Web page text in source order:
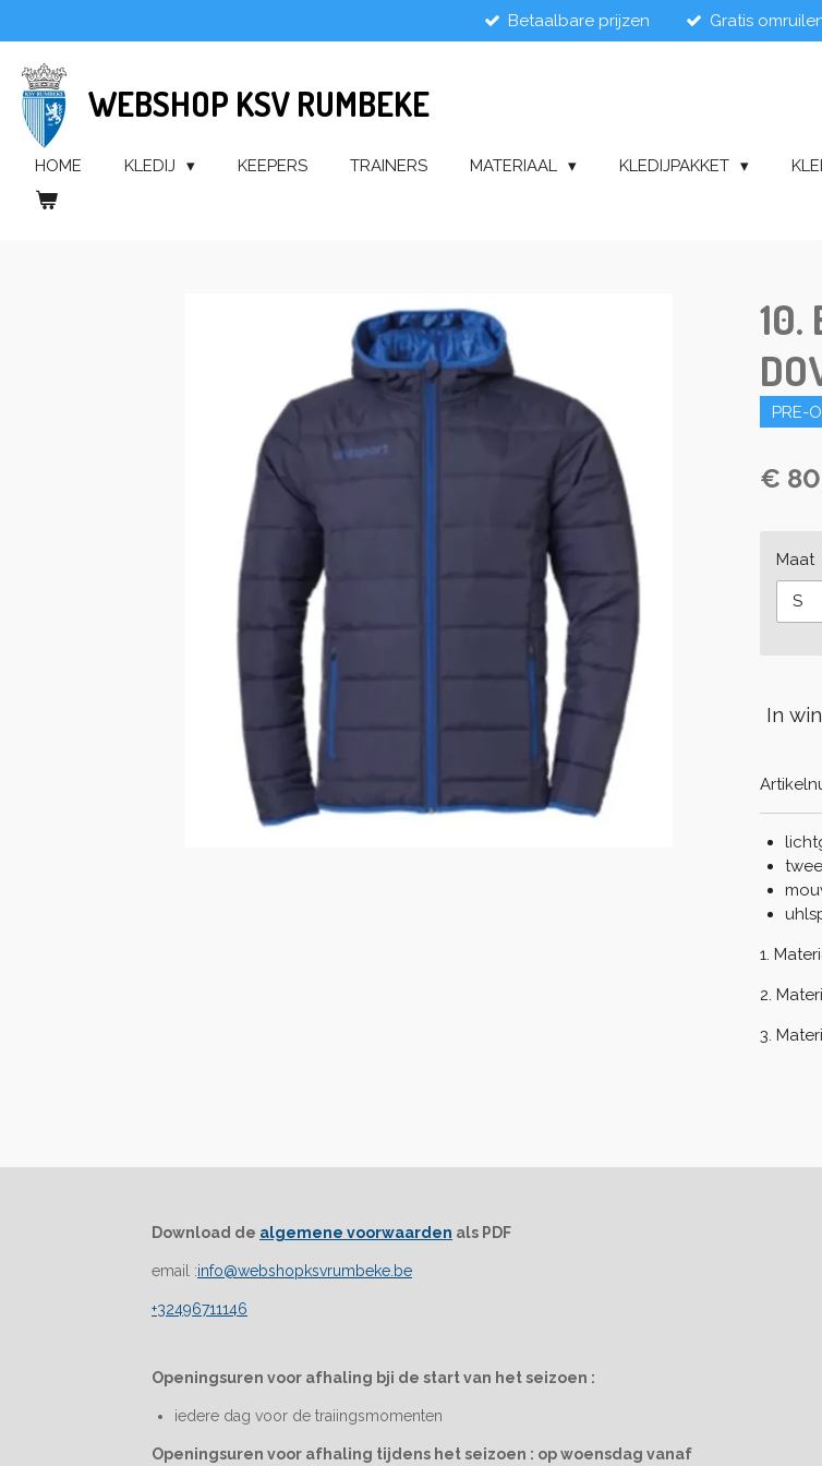
direct
naar
de
hoofdinhoud
Betaalbare prijzen Gratis
WEBSHOP KSV RUMBEKE
HOME KLEDIJ KEEPERS TRAINERS MATERIAAL KLEDIJPAKKET
10.
PRE-
€
Maat
In
1.
2.
3.
Download de algemene voorwaarden als PDF
email :info@webshopksvrumbeke.be
+32496711146
Openingsuren voor afhaling bji de start van het seizoen :
iedere dag voor de traiingsmomenten
Openingsuren voor afhaling tijdens het seizoen : op woensdag vanaf